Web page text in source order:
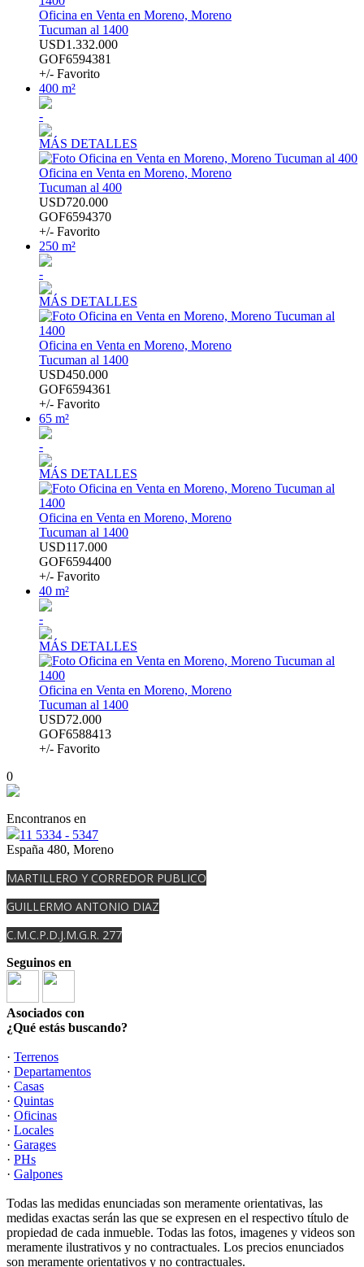
Oficina en Venta en Moreno, Moreno
Tucuman al 1400
USD1.332.000
GOF6594381
+/- Favorito
400 m²
-
MÁS DETALLES
Oficina en Venta en Moreno, Moreno
Tucuman al 400
USD720.000
GOF6594370
+/- Favorito
250 m²
-
MÁS DETALLES
Oficina en Venta en Moreno, Moreno
Tucuman al 1400
USD450.000
GOF6594361
+/- Favorito
65 m²
-
MÁS DETALLES
Oficina en Venta en Moreno, Moreno
Tucuman al 1400
USD117.000
GOF6594400
+/- Favorito
40 m²
-
MÁS DETALLES
Oficina en Venta en Moreno, Moreno
Tucuman al 1400
USD72.000
GOF6588413
+/- Favorito
0
Encontranos en
11 5334 - 5347
España 480, Moreno
MARTILLERO Y CORREDOR PUBLICO
GUILLERMO ANTONIO DIAZ
C.M.C.P.D.J.M.G.R. 277
Seguinos en
Asociados con
¿Qué estás buscando?
· Terrenos
· Departamentos
· Casas
· Quintas
· Oficinas
· Locales
· Garages
· PHs
· Galpones
Todas las medidas enunciadas son meramente orientativas, las
medidas exactas serán las que se expresen en el respectivo título de
propiedad de cada inmueble. Todas las fotos, imagenes y videos son
meramente ilustrativos y no contractuales. Los precios enunciados
son meramente orientativos y no contractuales.